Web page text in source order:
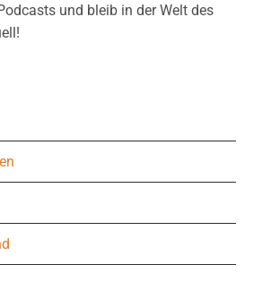
und bleib in der Welt des